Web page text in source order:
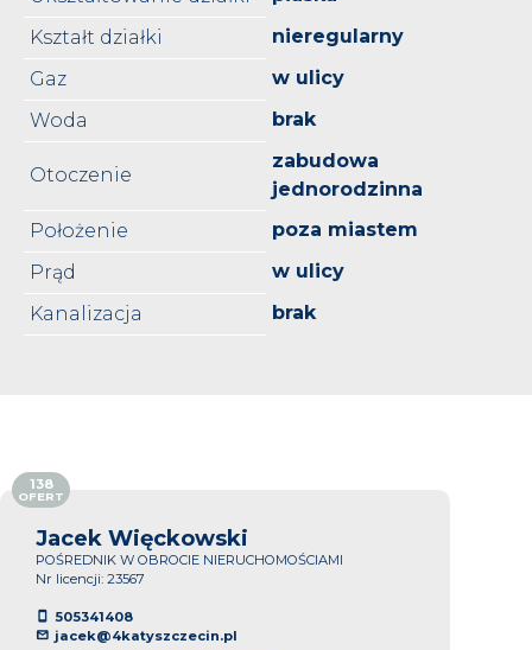
Kształt działki
nieregularny
Gaz
w ulicy
Woda
brak
Otoczenie
zabudowa
jednorodzinna
Położenie
poza miastem
Prąd
w ulicy
Kanalizacja
brak
Jacek Więckowski
POŚREDNIK W OBROCIE NIERUCHOMOŚCIAMI
Nr licencji: 23567
505341408
jacek@4katyszczecin.pl
138
OFERT